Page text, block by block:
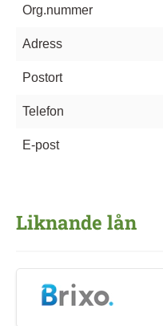
Org.nummer
Adress
Postort
Telefon
E-post
Liknande lån